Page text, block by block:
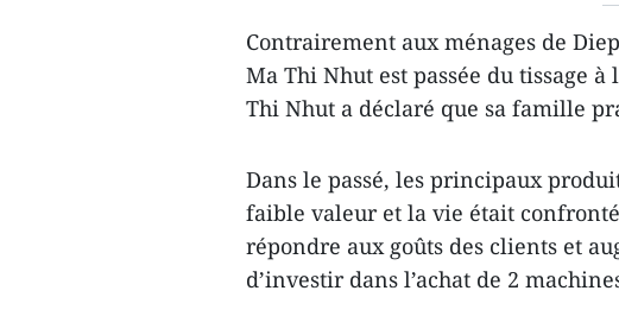
Contrairement aux ménages de
Ma Thi Nhut est passée du tissage
Thi Nhut a déclaré que sa famille
Dans le passé, les principaux
faible valeur et la vie était
répondre aux goûts des clients et
d’investir dans l’achat de 2